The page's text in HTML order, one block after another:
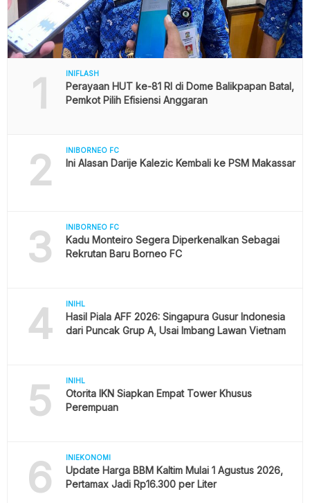
1 INIFLASH
Perayaan HUT ke-81 RI di Dome Balikpapan Batal,
Pemkot Pilih Efisiensi Anggaran
2 INIBORNEO FC
Ini Alasan Darije Kalezic Kembali ke PSM Makassar
3 INIBORNEO FC
Kadu Monteiro Segera Diperkenalkan Sebagai
Rekrutan Baru Borneo FC
4 INIHL
Hasil Piala AFF 2026: Singapura Gusur Indonesia
dari Puncak Grup A, Usai Imbang Lawan Vietnam
5 INIHL
Otorita IKN Siapkan Empat Tower Khusus
Perempuan
6 INIEKONOMI
Update Harga BBM Kaltim Mulai 1 Agustus 2026,
Pertamax Jadi Rp16.300 per Liter